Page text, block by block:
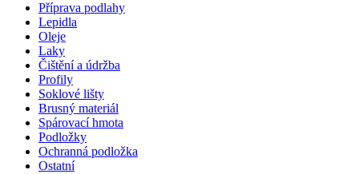
Příprava podlahy
Lepidla
Oleje
Laky
Čištění a údržba
Profily
Soklové lišty
Brusný materiál
Spárovací hmota
Podložky
Ochranná podložka
Ostatní